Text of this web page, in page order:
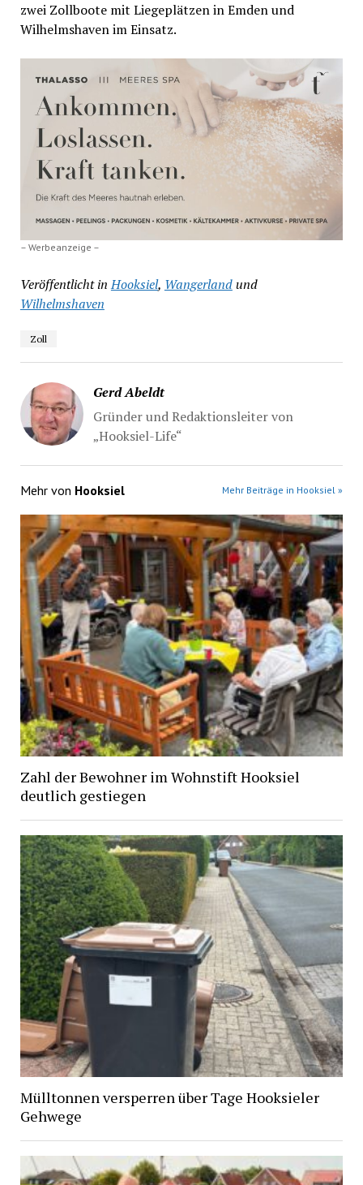
zwei Zollboote mit Liegeplätzen in Emden und
Wilhelmshaven im Einsatz.
– Werbeanzeige –
Veröffentlicht in Hooksiel, Wangerlandund
Wilhelmshaven
Zoll
Gerd Abeldt
Gründer und Redaktionsleiter von
„Hooksiel-Life“
Mehr von Hooksiel Mehr Beiträge in Hooksiel »
Zahl der Bewohner im Wohnstift Hooksiel
deutlich gestiegen
Mülltonnen versperren über Tage Hooksieler
Gehwege